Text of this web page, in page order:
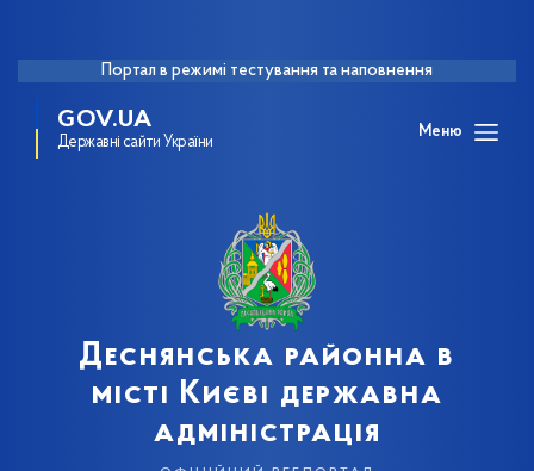
Портал в режимі тестування та наповнення
GOV.UA
Державні сайти України
Меню
Деснянська районна в
місті Києві державна
адміністрація